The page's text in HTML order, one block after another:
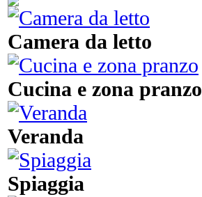
Camera da letto
Cucina e zona pranzo
Veranda
Spiaggia